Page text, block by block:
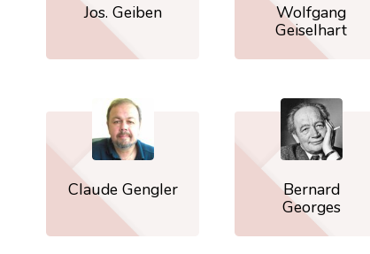
Jos. Geiben
Wolfgang
Geiselhart
Claude Gengler
Bernard
Georges